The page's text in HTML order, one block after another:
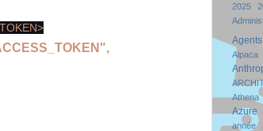
2025
Agents
Alpaca
Athena
Azure
année